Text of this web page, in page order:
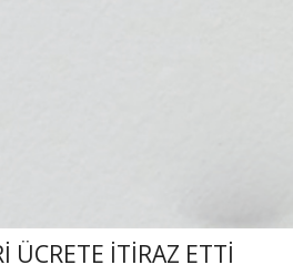
ÜCRETE İTİRAZ ETTİ